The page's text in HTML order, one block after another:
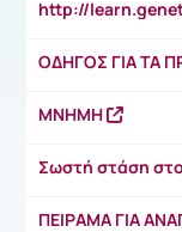
ΟΔΗΓΟΣ ΓΙΑ ΤΑ
MNHMH
Σωστή στάση
ΠΕΙΡΑΜΑ ΓΙΑ